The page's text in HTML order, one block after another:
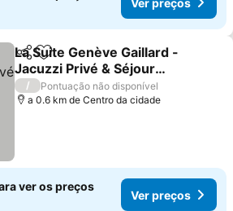
PartilharAdicionar aos favoritos
La Suite Genève Gaillard -
Jacuzzi Privé & Séjour
Luxe
Ver preços
/
Pontuação não disponível
a 0.6 km de Centro da cidade
ver os preços
Ver preços